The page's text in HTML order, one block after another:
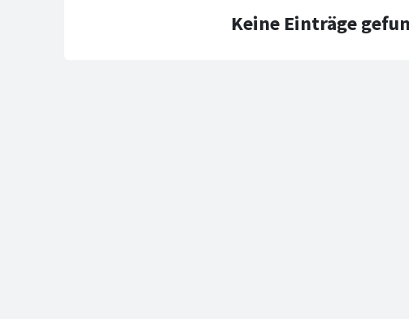
Keine Einträge